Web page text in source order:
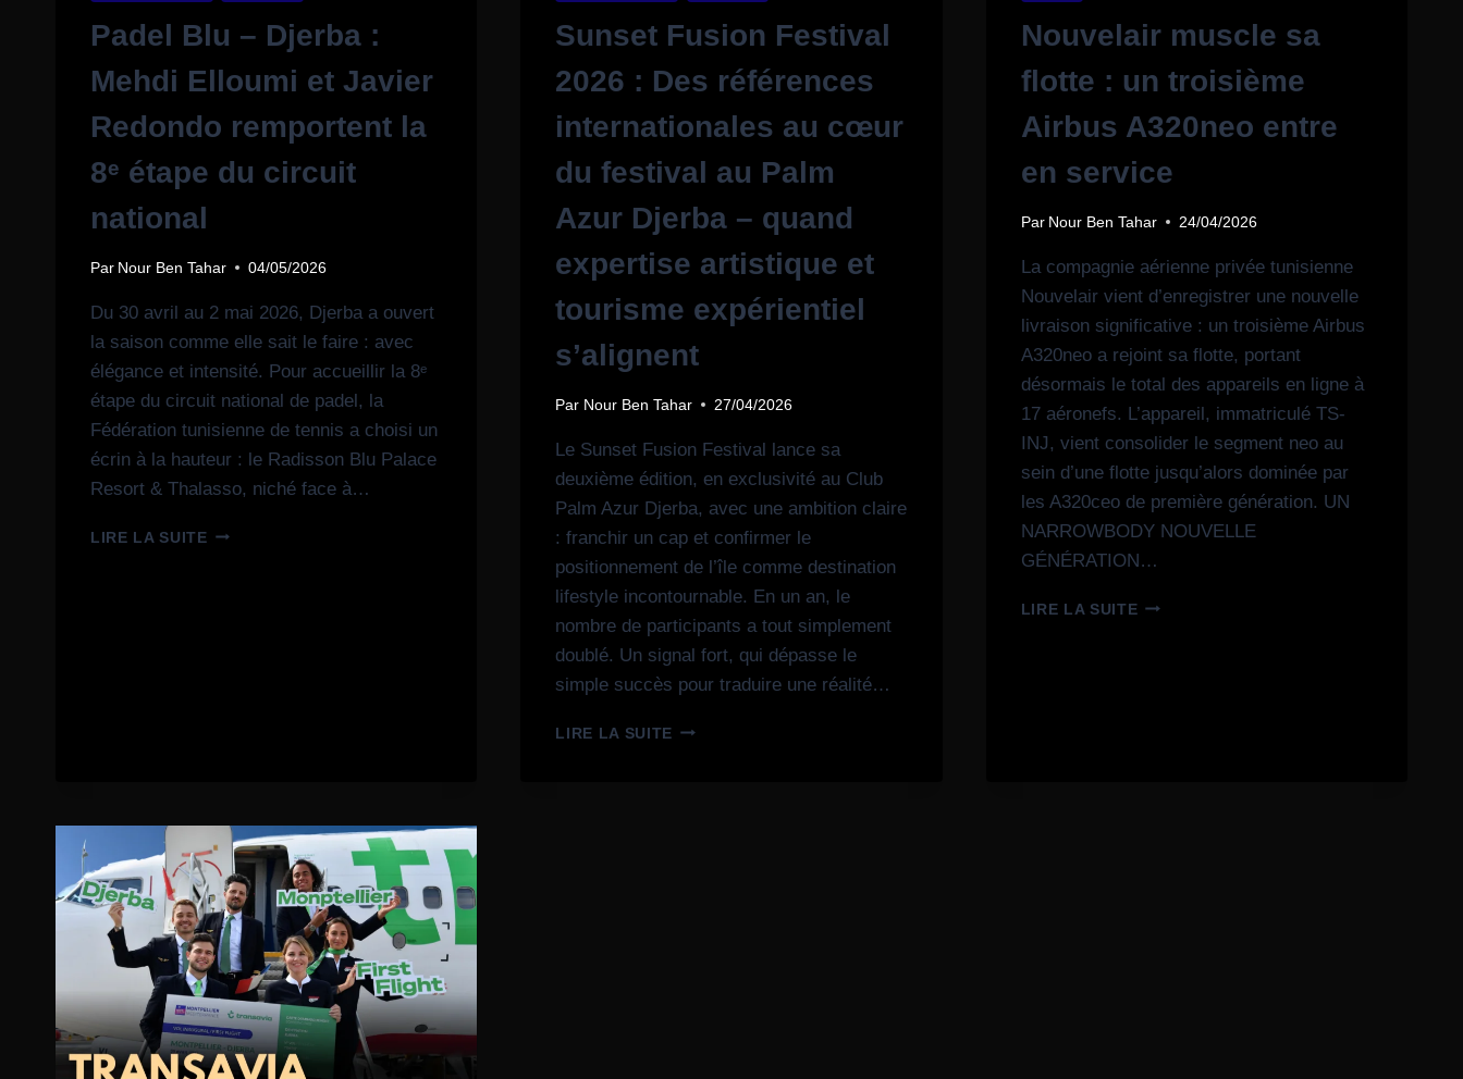
Padel Blu – Djerba :
Mehdi Elloumi et Javier
Redondo remportent la
8ᵉ étape du circuit
national
Par Nour Ben Tahar 04/05/2026
Du 30 avril au 2 mai 2026, Djerba a ouvert
la saison comme elle sait le faire : avec
élégance et intensité. Pour accueillir la 8ᵉ
étape du circuit national de padel, la
Fédération tunisienne de tennis a choisi un
écrin à la hauteur : le Radisson Blu Palace
Resort & Thalasso, niché face à…
LIRE LA SUITE
Sunset Fusion Festival
2026 : Des références
internationales au cœur
du festival au Palm
Azur Djerba – quand
expertise artistique et
tourisme expérientiel
s’alignent
Par Nour Ben Tahar 27/04/2026
Le Sunset Fusion Festival lance sa
deuxième édition, en exclusivité au Club
Palm Azur Djerba, avec une ambition claire
: franchir un cap et confirmer le
positionnement de l’île comme destination
lifestyle incontournable. En un an, le
nombre de participants a tout simplement
doublé. Un signal fort, qui dépasse le
simple succès pour traduire une réalité…
LIRE LA SUITE
Nouvelair muscle sa
flotte : un troisième
Airbus A320neo entre
en service
Par Nour Ben Tahar 24/04/2026
La compagnie aérienne privée tunisienne
Nouvelair vient d’enregistrer une nouvelle
livraison significative : un troisième Airbus
A320neo a rejoint sa flotte, portant
désormais le total des appareils en ligne à
17 aéronefs. L’appareil, immatriculé TS-
INJ, vient consolider le segment neo au
sein d’une flotte jusqu’alors dominée par
les A320ceo de première génération. UN
NARROWBODY NOUVELLE
GÉNÉRATION…
LIRE LA SUITE